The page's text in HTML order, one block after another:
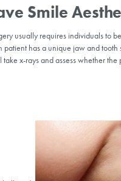
What is
Applied?
Cosmetic dentistry is a
appearance of their smile.
Who Can